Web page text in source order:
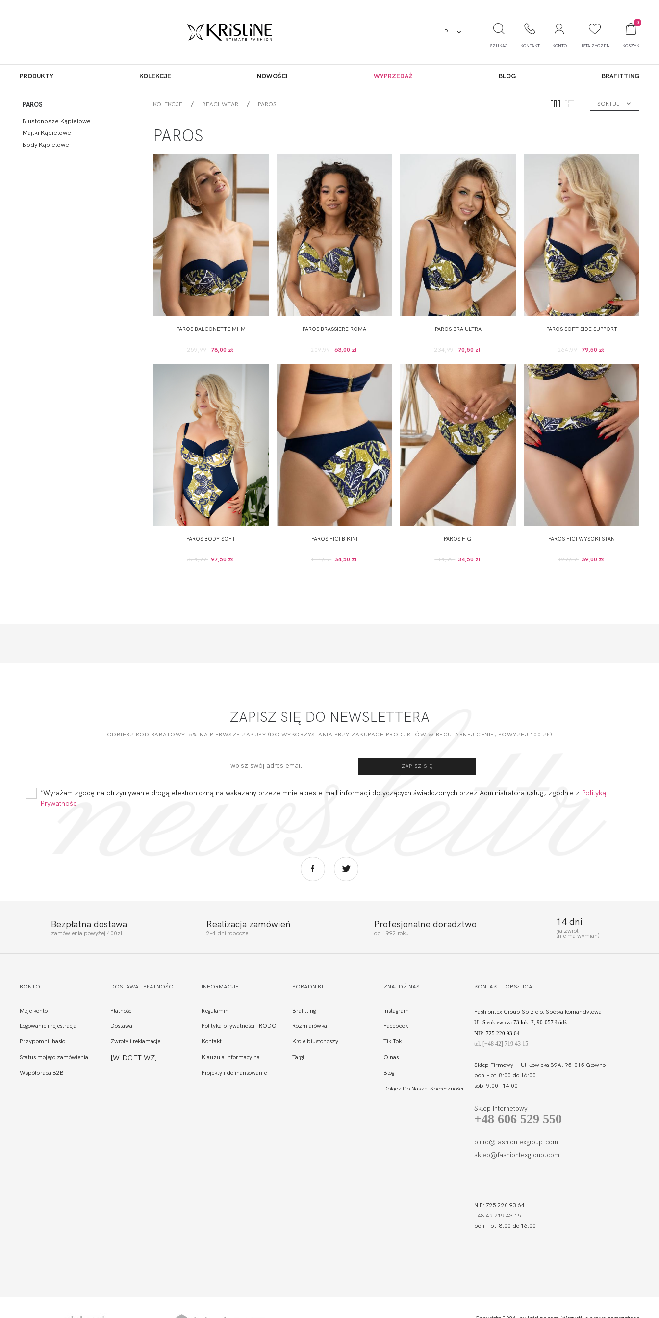
PL
SZUKAJ KONTAKT KONTO LISTA ŻYCZEŃ
0
KOSZYK
PRODUKTY KOLEKCJE NOWOŚCI WYPRZEDAŻ BLOG BRAFITTING
PAROS
Biustonosze Kąpielowe
Majtki Kąpielowe
Body Kąpielowe
KOLEKCJE BEACHWEAR PAROS SORTUJ
PAROS
PAROS BALCONETTE MHM
259,99 78,00 zł
PAROS BRASSIERE ROMA
209,99 63,00 zł
PAROS BRA ULTRA
234,99 70,50 zł
PAROS SOFT SIDE SUPPORT
264,99 79,50 zł
PAROS BODY SOFT
324,99 97,50 zł
PAROS FIGI BIKINI
114,99 34,50 zł
PAROS FIGI
114,99 34,50 zł
PAROS FIGI WYSOKI STAN
129,99 39,00 zł
ZAPISZ SIĘ DO NEWSLETTERA
ODBIERZ KOD RABATOWY -5% NA PIERWSZE ZAKUPY (DO WYKORZYSTANIA PRZY ZAKUPACH PRODUKTÓW W REGULARNEJ CENIE, POWYZEJ 100 ZŁ)
*Wyrażam zgodę na otrzymywanie drogą elektroniczną na wskazany przeze mnie adres e-mail informacji dotyczących świadczonych przez Administratora usług, zgodnie z Polityką
Prywatności
Bezpłatna dostawa
zamówienia powyżej 400zł
Realizacja zamówień
2-4 dni robocze
Profesjonalne doradztwo
od 1992 roku
14 dni
na zwrot
(nie ma wymian)
KONTO
Moje konto
Logowanie i rejestracja
Przypomnij hasło
Status mojego zamówienia
Współpraca B2B
DOSTAWA I PŁATNOŚCI
Płatności
Dostawa
Zwroty i reklamacje
[WIDGET-WZ]
INFORMACJE
Regulamin
Polityka prywatności - RODO
Kontakt
Klauzula informacyjna
Projekty i dofinansowanie
PORADNIKI
Brafitting
Rozmiarówka
Kroje biustonoszy
Targi
ZNAJDŹ NAS
Instagram
Facebook
Tik Tok
O nas
Blog
Dołącz Do Naszej Społeczności
KONTAKT I OBSŁUGA
Fashiontex Group Sp.z o.o. Spółka komandytowa
Ul. Sienkiewicza 73 lok. 7, 90-057 Łódź
NIP: 725 220 93 64
tel. [+48 42] 719 43 15
Sklep Firmowy: Ul. Łowicka 89A, 95-015 Głowno
pon. - pt. 8:00 do 16:00
sob. 9:00 - 14:00
Sklep Internetowy:
+48 606 529 550
biuro@fashiontexgroup.com
sklep@fashiontexgroup.com
NIP: 725 220 93 64
+48 42 719 43 15
pon. - pt. 8:00 do 16:00